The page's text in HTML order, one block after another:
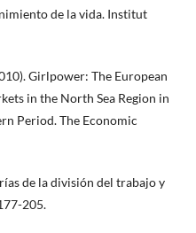
de la vida. Institut
Girlpower: The European
in the North Sea Region in
Period. The Economic
de la división del trabajo y
205.